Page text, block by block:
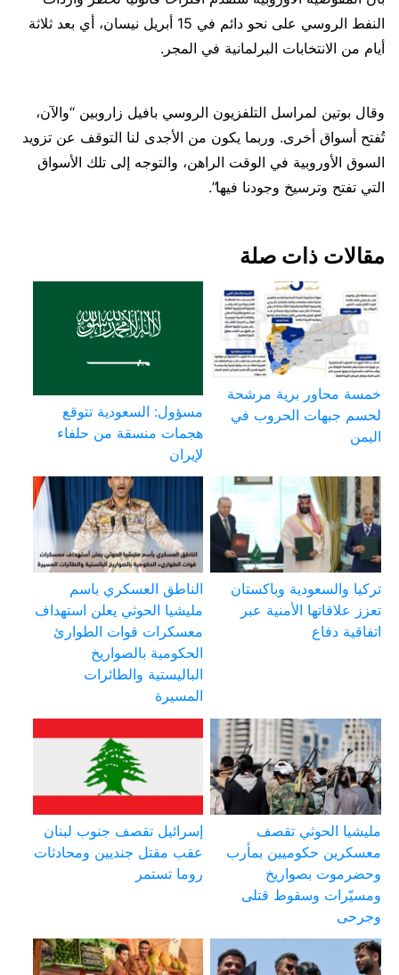
النفط ​الروسي على نحو دائم في 15 ​أبريل نيسان، أي بعد ثلاثة
أيام من الانتخابات البرلمانية في المجر.
وقال بوتين لمراسل التلفزيون ​الروسي بافيل زاروبين “والآن،
تُفتح أسواق ​أخرى. وربما يكون من الأجدى لنا التوقف عن ‌تزويد
⁠السوق الأوروبية في الوقت الراهن، والتوجه إلى تلك الأسواق
التي تفتح وترسيخ وجودنا فيها”.
مقالات ذات صلة
خمسة محاور برية مرشحة
لحسم جبهات الحروب في
اليمن
مسؤول: السعودية تتوقع
هجمات منسقة من حلفاء
لإيران
تركيا والسعودية وباكستان
تعزز علاقاتها الأمنية عبر
اتفاقية دفاع
الناطق العسكري باسم
مليشيا الحوثي يعلن استهداف
معسكرات قوات الطوارئ
الحكومية بالصواريخ
الباليستية والطائرات
المسيرة
مليشيا الحوثي تقصف
معسكرين حكوميين بمأرب
وحضرموت بصواريخ
ومسيّرات وسقوط قتلى
وجرحى
إسرائيل تقصف جنوب لبنان
عقب مقتل جنديين ومحادثات
روما تستمر